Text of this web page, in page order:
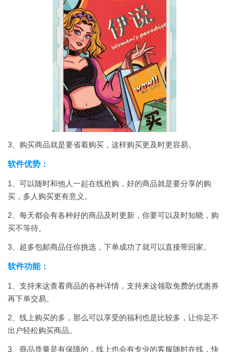
3、购买商品就是要省着购买，这样购买更及时更容易。
软件优势：
1、可以随时和他人一起在线抢购，好的商品就是要分享的购
买，多人购买更有意义。
2、每天都会有各种好的商品及时更新，你要可以及时知晓，购
买不等待。
3、超多包邮商品任你挑选，下单成功了就可以直接带回家。
软件功能：
1、支持来这查看商品的各种详情，支持来这领取免费的优惠券
再下单交易。
2、线上购买的多，那么可以享受的福利也是比较多，让你足不
出户轻松购买商品。
3、商品质量是有保障的，线上也会有专业的客服随时在线，快